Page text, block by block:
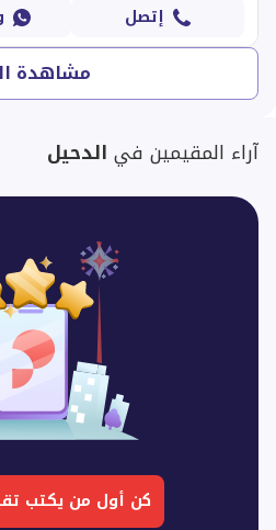
إتصل
مشاهدة
آراء المقيمين في الدحيل
كن أول من يكتب